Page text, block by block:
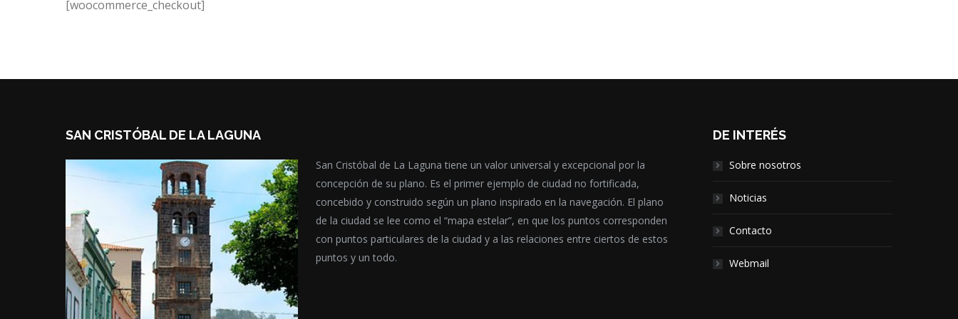
[woocommerce_checkout]
SAN CRISTÓBAL DE LA LAGUNA
San Cristóbal de La Laguna tiene un valor universal y excepcional por la
concepción de su plano. Es el primer ejemplo de ciudad no fortificada,
concebido y construido según un plano inspirado en la navegación. El plano
de la ciudad se lee como el “mapa estelar”, en que los puntos corresponden
con puntos particulares de la ciudad y a las relaciones entre ciertos de estos
puntos y un todo.
DE INTERÉS
Sobre nosotros
Noticias
Contacto
Webmail